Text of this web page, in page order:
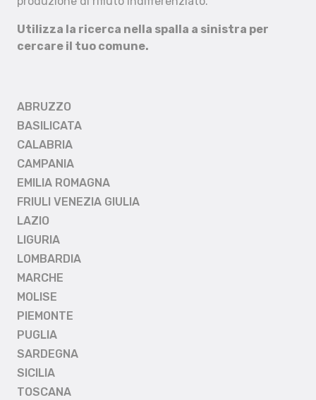
Utilizza la ricerca nella spalla a sinistra per
cercare il tuo comune.
ABRUZZO
BASILICATA
CALABRIA
CAMPANIA
EMILIA ROMAGNA
FRIULI VENEZIA GIULIA
LAZIO
LIGURIA
LOMBARDIA
MARCHE
MOLISE
PIEMONTE
PUGLIA
SARDEGNA
SICILIA
TOSCANA